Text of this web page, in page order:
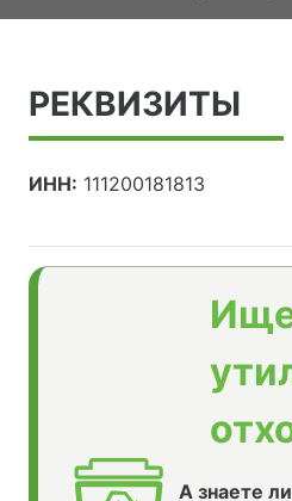
РЕКВИЗИТЫ
ИНН: 111200181813
А знаете